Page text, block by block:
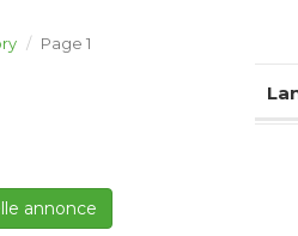
Page 1
annonce